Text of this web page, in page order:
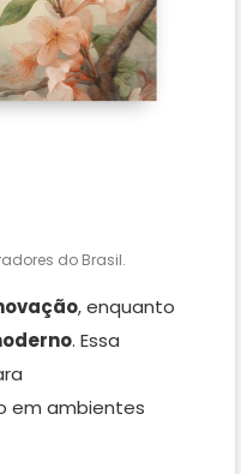
do Brasil.
, enquanto
. Essa
em ambientes